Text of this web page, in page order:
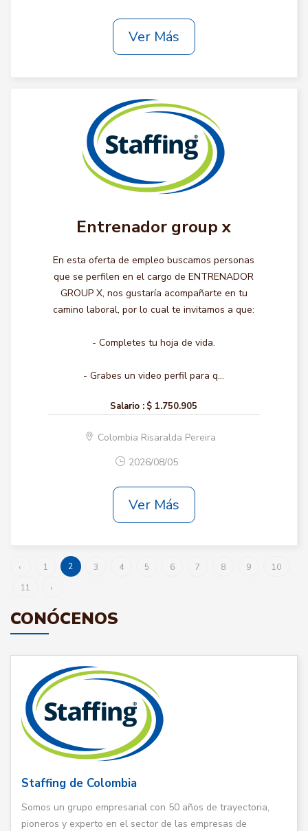
Ver Más
Entrenador group x
En esta oferta de empleo buscamos personas
que se perfilen en el cargo de ENTRENADOR
GROUP X, nos gustaría acompañarte en tu
camino laboral, por lo cual te invitamos a que:
- Completes tu hoja de vida.
- Grabes un video perfil para q...
Salario : $ 1.750.905
Colombia Risaralda Pereira
2026/08/05
Ver Más
‹ 1 2 3 4 5 6 7 8 9
10
11
›
CONÓCENOS
Staffing de Colombia
Somos un grupo empresarial con 50 años de trayectoria,
pioneros y experto en el sector de las empresas de